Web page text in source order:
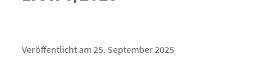
Veröffentlicht am 25. September 2025